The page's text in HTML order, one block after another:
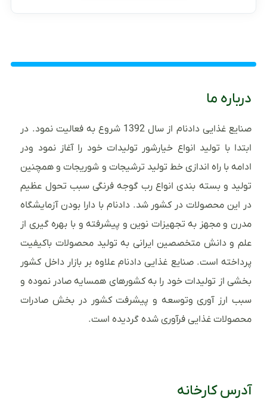
درباره ما
صنایع غذایی دادنام از سال 1392 شروع به فعالیت نمود. در
ابتدا با تولید انواع خیارشور تولیدات خود را آغاز نمود ودر
ادامه با راه اندازی خط تولید ترشیجات و شوریجات و همچنین
تولید و بسته بندی انواع رب گوجه فرنگی سبب تحول عظیم
در این محصولات در کشور شد. دادنام با دارا بودن آزمایشگاه
مدرن و مجهز به تجهیزات نوین و پیشرفته و با بهره گیری از
علم و دانش متخصصین ایرانی به تولید محصولات باکیفیت
پرداخته است. صنایع غذایی دادنام علاوه بر بازار داخل کشور
بخشی از تولیدات خود را به کشورهای همسایه صادر نموده و
سبب ارز آوری وتوسعه و پیشرفت کشور در بخش صادرات
محصولات غذایی فرآوری شده گردیده است.
آدرس کارخانه